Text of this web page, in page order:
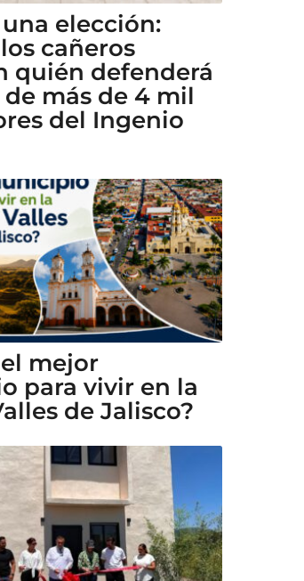
elección:
cañeros
quién defenderá
más de 4 mil
del Ingenio
mejor
para vivir en la
de Jalisco?